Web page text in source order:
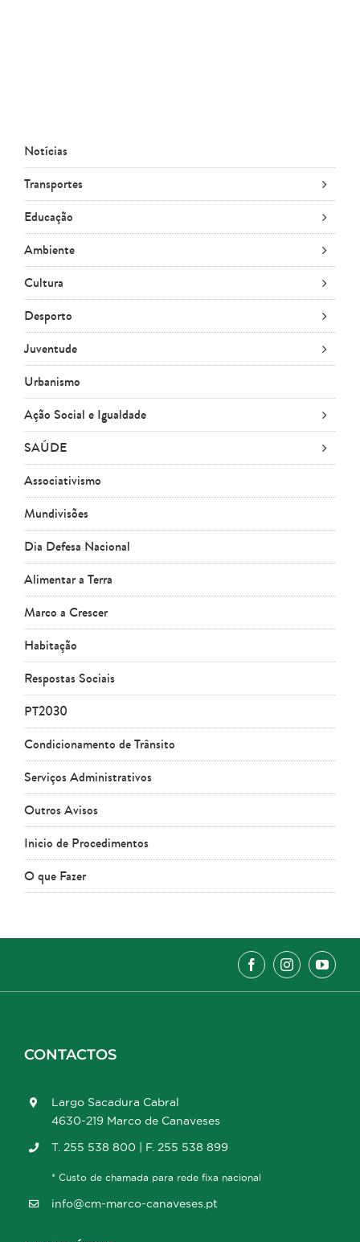
Notícias
Transportes
Educação
Ambiente
Cultura
Desporto
Juventude
Urbanismo
Ação Social e Igualdade
SAÚDE
Associativismo
Mundivisões
Dia Defesa Nacional
Alimentar a Terra
Marco a Crescer
Habitação
Respostas Sociais
PT2030
Condicionamento de Trânsito
Serviços Administrativos
Outros Avisos
Inicio de Procedimentos
O que Fazer
CONTACTOS
Largo Sacadura Cabral
4630-219 Marco de Canaveses
T. 255 538 800 | F. 255 538 899
* Custo de chamada para rede fixa nacional
info@cm-marco-canaveses.pt